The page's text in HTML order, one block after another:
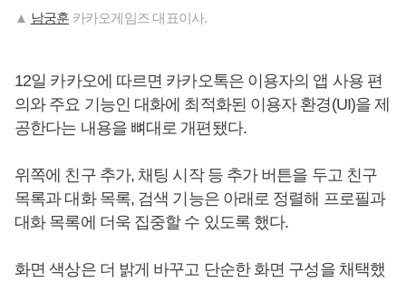
▲ 남궁훈 카카오게임즈 대표이사.
12일 카카오에 따르면 카카오톡은 이용자의 앱 사용 편
의와 주요 기능인 대화에 최적화된 이용자 환경(UI)을 제
공한다는 내용을 뼈대로 개편됐다.
위쪽에 친구 추가, 채팅 시작 등 추가 버튼을 두고 친구
목록과 대화 목록, 검색 기능은 아래로 정렬해 프로필과
대화 목록에 더욱 집중할 수 있도록 했다.
화면 색상은 더 밝게 바꾸고 단순한 화면 구성을 채택했